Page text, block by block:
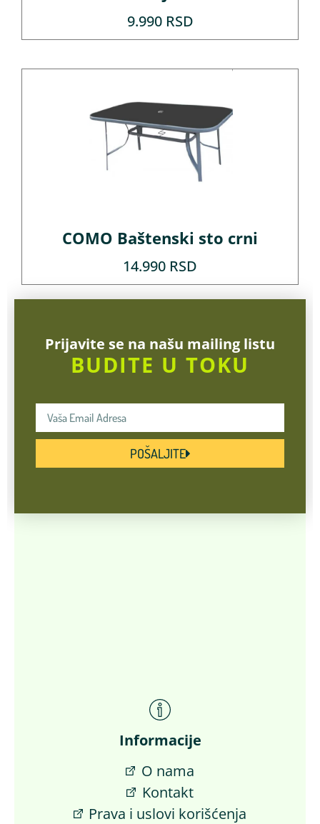
9.990 RSD
COMO Baštenski sto crni
14.990 RSD
Prijavite se na našu mailing listu
BUDITE U TOKU
POŠALJITE
Informacije
O nama
Kontakt
Prava i uslovi korišćenja